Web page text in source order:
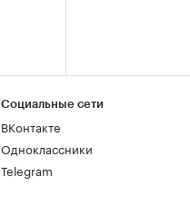
Социальные сети
ВКонтакте
Одноклассники
Telegram